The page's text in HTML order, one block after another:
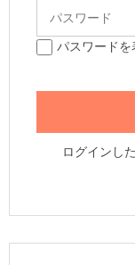
パスワードを
ログインし